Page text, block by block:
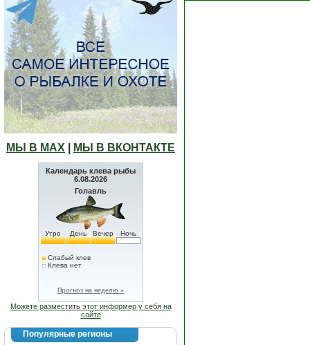
МЫ В МАХ МЫ В ВКОНТАКТЕ
Календарь клева рыбы
6.08.2026
Голавль
Утро День Вечер Ночь
Слабый клев
Клева нет
Прогноз на неделю »
Можете разместить этот информер у себя на
сайте
Популярные регионы